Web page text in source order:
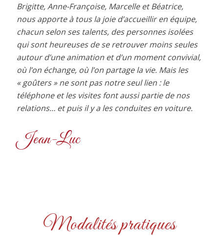
Brigitte, Anne-Françoise, Marcelle et Béatrice,
nous apporte à tous la joie d’accueillir en équipe,
chacun selon ses talents, des personnes isolées
qui sont heureuses de se retrouver moins seules
autour d’une animation et d’un moment convivial,
où l’on échange, où l’on partage la vie. Mais les
« goûters » ne sont pas notre seul lien : le
téléphone et les visites font aussi partie de nos
relations… et puis il y a les conduites en voiture.
Jean-Luc
Modalités pratiques